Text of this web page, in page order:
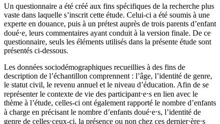
Un questionnaire a été créé aux fins spécifiques de la recherche plus
vaste dans laquelle s’inscrit cette étude. Celui-ci a été soumis à une
experte en douance, puis à un prétest auprès de trois parents d’enfant
doué⋅e, leurs commentaires ayant conduit à la version finale. De ce
questionnaire, seuls les éléments utilisés dans la présente étude sont
présentés ci-dessous.
Les données sociodémographiques recueillies à des fins de
description de l’échantillon comprennent : l’âge, l’identité de genre,
le statut civil, le revenu annuel et le niveau d’éducation. Afin de se
représenter le contexte de vie des participant⋅e⋅s en lien avec le
thème à l’étude, celles-ci ont également rapporté le nombre d’enfants
à charge en précisant le nombre d’enfants doué⋅e⋅s, l’identité de
genre de celles⋅ceux-ci, la présence ou non chez ces dernier⋅ère⋅s